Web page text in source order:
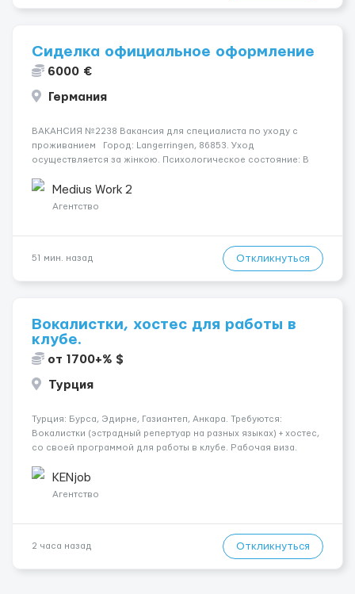
Сиделка официальное оформление
6000 €
Германия
ВАКАНСИЯ №2238 Вакансия для специалиста по уходу с
проживанием Город: Langerringen, 86853. Уход
осуществляется за жінкою. Психологическое состояние: В
(можливість сидіти є). Ночью пациент: Іноді прокидається, не
щодня...
Medius Work 2
Агентство
51 мин. назад Откликнуться
Вокалистки, хостес для работы в
клубе.
от 1700+% $
Турция
Турция: Бурса, Эдирне, Газиантеп, Анкара. Требуются:
Вокалистки (эстрадный репертуар на разных языках) + хостеc,
со своей программой для работы в клубе. Рабочая виза.
одного до трех месяцев. Мед. страховка. Высокая зарплат...
KENjob
Агентство
2 часа назад Откликнуться